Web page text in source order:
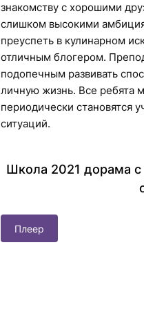
знакомству с хорошими
слишком высокими
преуспеть в кулинарном
отличным блогером.
подопечным развивать
личную жизнь. Все ребята
периодически становятся
ситуаций.
Школа 2021 дорама с
Плеер